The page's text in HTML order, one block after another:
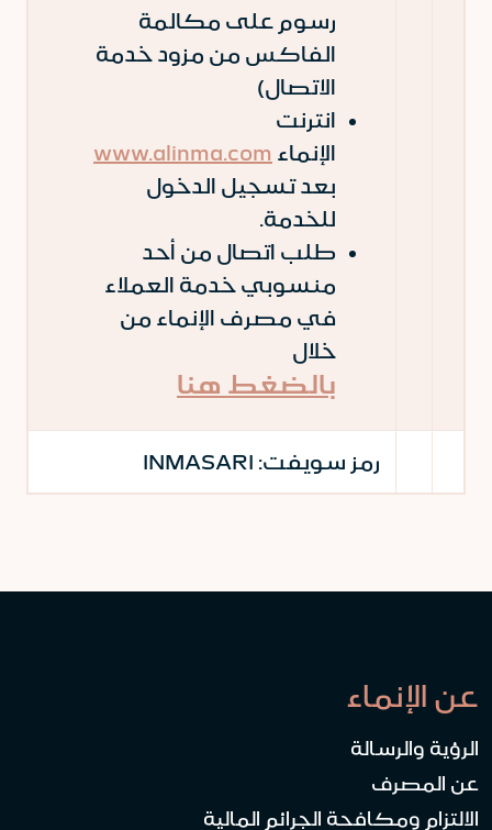
رسوم على مكالمة
الفاكس من مزود خدمة
الاتصال)
انترنت
الإنماء www.alinma.com
بعد تسجيل الدخول
للخدمة.
طلب اتصال من أحد
منسوبي خدمة العملاء
في مصرف الإنماء من
خلال
بالضغط هنا
رمز سويفت: INMASARI
عن الإنماء
الرؤية والرسالة
عن المصرف
الالتزام ومكافحة الجرائم المالية